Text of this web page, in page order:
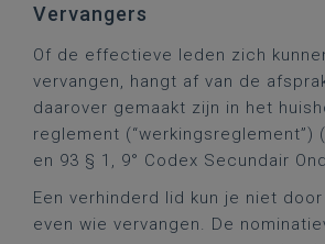
Vervangers
Of de effectieve leden zich
vervangen, hangt af van de
daarover gemaakt zijn in het
reglement (“werkingsreglement”)
en 93 § 1, 9° Codex Secundair
Een verhinderd lid kun je niet
even wie vervangen. De